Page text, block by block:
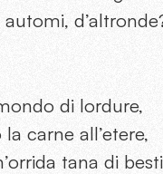
di lordure,
carne all’etere,
tana di